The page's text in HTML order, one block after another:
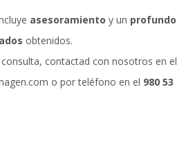
asesoramiento y un profundo
obtenidos.
contactad con nosotros en el
o por teléfono en el 980 53